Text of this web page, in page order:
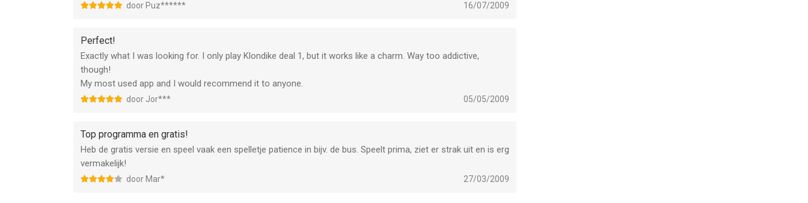
door Puz****** 16/07/2009
Perfect!
Exactly what I was looking for. I only play Klondike deal 1, but it works like a charm. Way too addictive,
though!
My most used app and I would recommend it to anyone.
door Jor*** 05/05/2009
Top programma en gratis!
Heb de gratis versie en speel vaak een spelletje patience in bijv. de bus. Speelt prima, ziet er strak uit en is erg
vermakelijk!
door Mar* 27/03/2009